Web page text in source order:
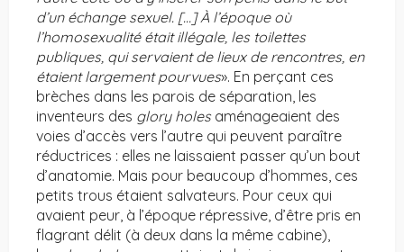
d’un échange sexuel. […] À l’époque où
l’homosexualité était illégale, les toilettes
publiques, qui servaient de lieux de rencontres, en
étaient largement pourvues». En perçant ces
brèches dans les parois de séparation, les
inventeurs des glory holes aménageaient des
voies d’accès vers l’autre qui peuvent paraître
réductrices : elles ne laissaient passer qu’un bout
d’anatomie. Mais pour beaucoup d’hommes, ces
petits trous étaient salvateurs. Pour ceux qui
avaient peur, à l’époque répressive, d’être pris en
flagrant délit (à deux dans la même cabine),